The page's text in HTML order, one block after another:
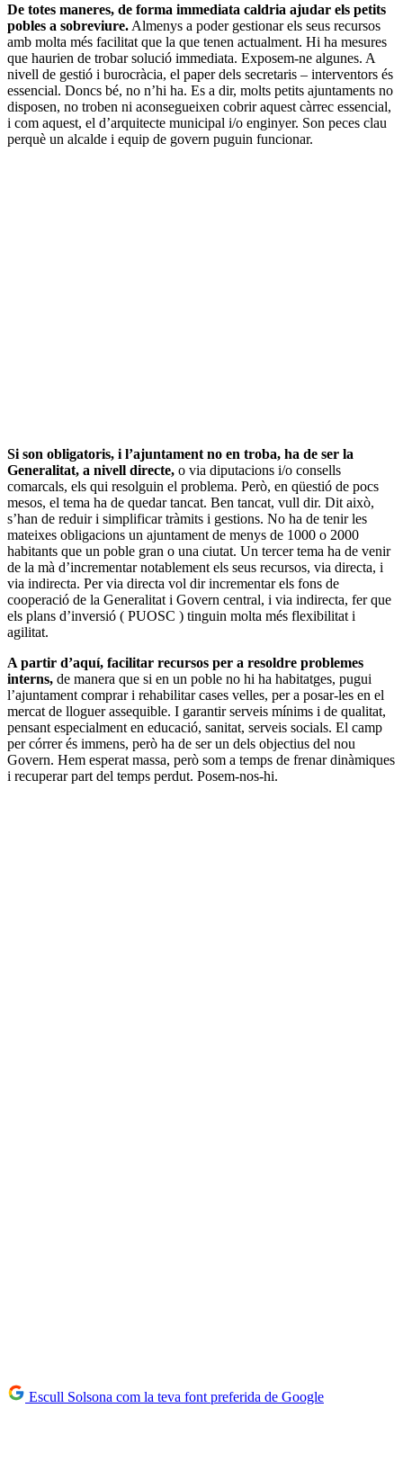
De totes maneres, de forma immediata caldria ajudar els petits
pobles a sobreviure. Almenys a poder gestionar els seus recursos
amb molta més facilitat que la que tenen actualment. Hi ha mesures
que haurien de trobar solució immediata. Exposem-ne algunes. A
nivell de gestió i burocràcia, el paper dels secretaris – interventors és
essencial. Doncs bé, no n’hi ha. Es a dir, molts petits ajuntaments no
disposen, no troben ni aconsegueixen cobrir aquest càrrec essencial,
i com aquest, el d’arquitecte municipal i/o enginyer. Son peces clau
perquè un alcalde i equip de govern puguin funcionar.
Si son obligatoris, i l’ajuntament no en troba, ha de ser la
Generalitat, a nivell directe, o via diputacions i/o consells
comarcals, els qui resolguin el problema. Però, en qüestió de pocs
mesos, el tema ha de quedar tancat. Ben tancat, vull dir. Dit això,
s’han de reduir i simplificar tràmits i gestions. No ha de tenir les
mateixes obligacions un ajuntament de menys de 1000 o 2000
habitants que un poble gran o una ciutat. Un tercer tema ha de venir
de la mà d’incrementar notablement els seus recursos, via directa, i
via indirecta. Per via directa vol dir incrementar els fons de
cooperació de la Generalitat i Govern central, i via indirecta, fer que
els plans d’inversió ( PUOSC ) tinguin molta més flexibilitat i
agilitat.
A partir d’aquí, facilitar recursos per a resoldre problemes
interns, de manera que si en un poble no hi ha habitatges, pugui
l’ajuntament comprar i rehabilitar cases velles, per a posar-les en el
mercat de lloguer assequible. I garantir serveis mínims i de qualitat,
pensant especialment en educació, sanitat, serveis socials. El camp
per córrer és immens, però ha de ser un dels objectius del nou
Govern. Hem esperat massa, però som a temps de frenar dinàmiques
i recuperar part del temps perdut. Posem-nos-hi.
Escull Solsona com la teva font preferida de Google